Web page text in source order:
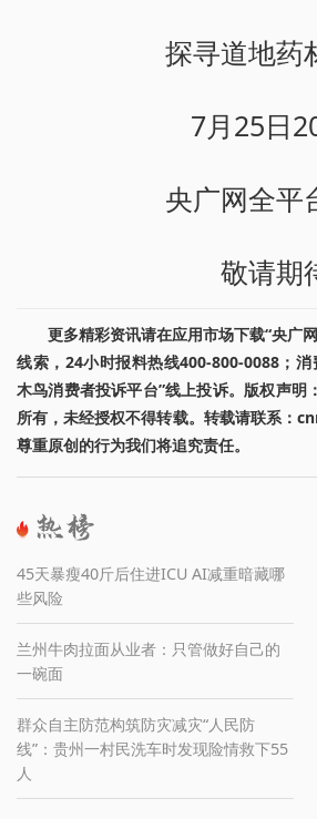
探寻道地药
7月25日
央广网全平
敬请期
更多精彩资讯请在应用市场下载“央广
线索，24小时报料热线400-800-0088；
木鸟消费者投诉平台”线上投诉。版权声明
所有，未经授权不得转载。转载请联系：
尊重原创的行为我们将追究责任。
45天暴瘦40斤后住进ICU AI减重暗藏哪
些风险
兰州牛肉拉面从业者：只管做好自己的
一碗面
群众自主防范构筑防灾减灾“人民防
线”：贵州一村民洗车时发现险情救下55
人